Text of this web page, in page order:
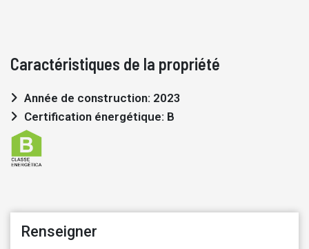
Caractéristiques de la propriété
Année de construction: 2023
Certification énergétique: B
Renseigner